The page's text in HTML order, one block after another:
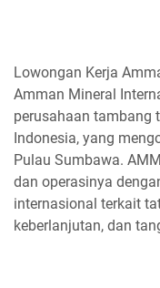
Lowongan Kerja
Amman Mineral
perusahaan tambang
Indonesia, yang
Pulau Sumbawa.
dan operasinya
internasional terkait
keberlanjutan, dan